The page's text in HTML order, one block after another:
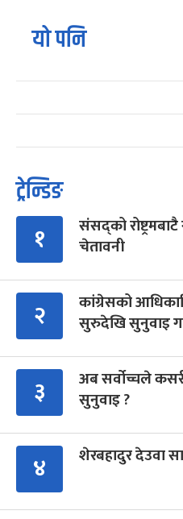
यो पनि
ट्रेन्डिङ
१
संसद्को रोष्ट्रमबाटै
चेतावनी
२
कांग्रेसको
सुरुदेखि सुनुवाइ
३
अब सर्वोच्चले
सुनुवाइ ?
४ शेरबहादुर देउवा